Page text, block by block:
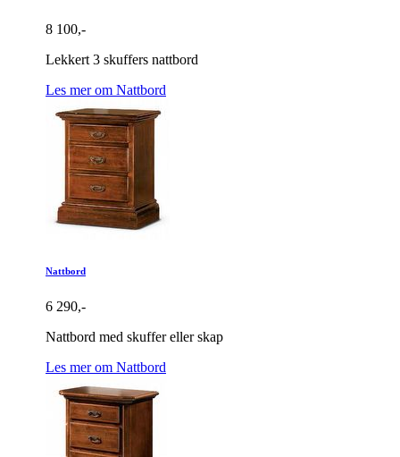
8 100,-
Lekkert 3 skuffers nattbord
Les mer om Nattbord
Nattbord
6 290,-
Nattbord med skuffer eller skap
Les mer om Nattbord